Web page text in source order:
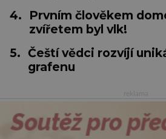
4.
Prvním člověkem
zvířetem byl vlk!
5. Čeští vědci rozvíjí
grafenu